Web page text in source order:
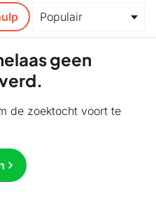
geen
de zoektocht voort te